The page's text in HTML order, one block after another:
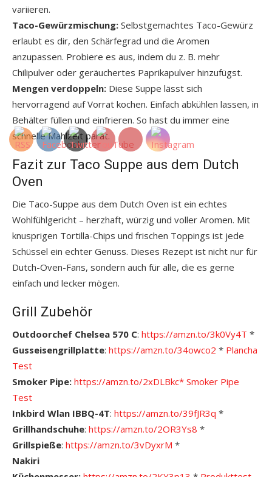
variieren.
Taco-Gewürzmischung: Selbstgemachtes Taco-Gewürz
erlaubt es dir, den Schärfegrad und die Aromen
anzupassen. Probiere es aus, indem du z. B. mehr
Chilipulver oder geräuchertes Paprikapulver hinzufügst.
Mengen verdoppeln: Diese Suppe lässt sich
hervorragend auf Vorrat kochen. Einfach abkühlen lassen, in
Behälter füllen und einfrieren. So hast du immer eine
schnelle Mahlzeit parat.
Fazit zur Taco Suppe aus dem Dutch
Oven
Die Taco-Suppe aus dem Dutch Oven ist ein echtes
Wohlfühlgericht – herzhaft, würzig und voller Aromen. Mit
knusprigen Tortilla-Chips und frischen Toppings ist jede
Schüssel ein echter Genuss. Dieses Rezept ist nicht nur für
Dutch-Oven-Fans, sondern auch für alle, die es gerne
einfach und lecker mögen.
Grill Zubehör
Outdoorchef Chelsea 570 C: https://amzn.to/3k0Vy4T *
Gusseisengrillplatte: https://amzn.to/34owco2 * Plancha
Test
Smoker Pipe: https://amzn.to/2xDLBkc* Smoker Pipe
Test
Inkbird Wlan IBBQ-4T: https://amzn.to/39fJR3q *
Grillhandschuhe: https://amzn.to/2OR3Ys8 *
Grillspieße: https://amzn.to/3vDyxrM *
Nakiri